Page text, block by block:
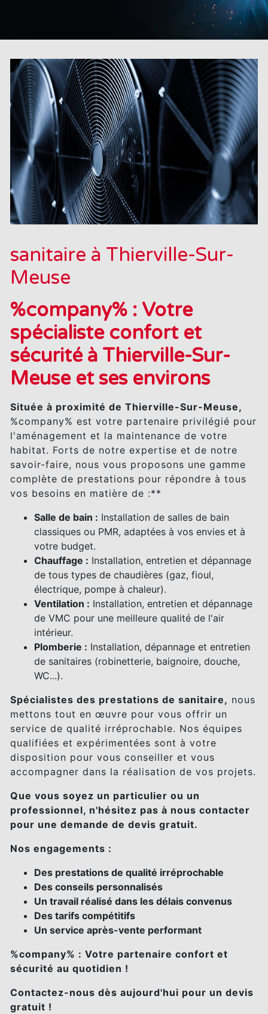
sanitaire à Thierville-Sur-
Meuse
%company% : Votre
spécialiste confort et
sécurité à Thierville-Sur-
Meuse et ses environs
Située à proximité de Thierville-Sur-Meuse,
%company% est votre partenaire privilégié pour
l'aménagement et la maintenance de votre
habitat. Forts de notre expertise et de notre
savoir-faire, nous vous proposons une gamme
complète de prestations pour répondre à tous
vos besoins en matière de :**
Salle de bain : Installation de salles de bain
classiques ou PMR, adaptées à vos envies et à
votre budget.
Chauffage : Installation, entretien et dépannage
de tous types de chaudières (gaz, fioul,
électrique, pompe à chaleur).
Ventilation : Installation, entretien et dépannage
de VMC pour une meilleure qualité de l'air
intérieur.
Plomberie : Installation, dépannage et entretien
de sanitaires (robinetterie, baignoire, douche,
WC...).
Spécialistes des prestations de sanitaire, nous
mettons tout en œuvre pour vous offrir un
service de qualité irréprochable. Nos équipes
qualifiées et expérimentées sont à votre
disposition pour vous conseiller et vous
accompagner dans la réalisation de vos projets.
Que vous soyez un particulier ou un
professionnel, n'hésitez pas à nous contacter
pour une demande de devis gratuit.
Nos engagements :
Des prestations de qualité irréprochable
Des conseils personnalisés
Un travail réalisé dans les délais convenus
Des tarifs compétitifs
Un service après-vente performant
%company% : Votre partenaire confort et
sécurité au quotidien !
Contactez-nous dès aujourd'hui pour un devis
gratuit !